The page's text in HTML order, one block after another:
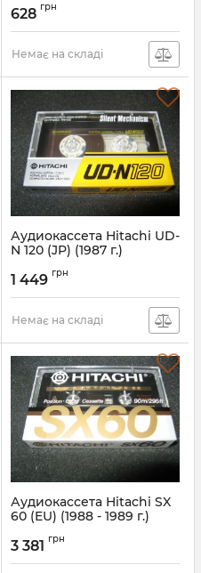
628 грн
Немає на складі
Аудиокассета Hitachi UD-
N 120 (JP) (1987 г.)
1 449 грн
Немає на складі
Аудиокассета Hitachi SX
60 (EU) (1988 - 1989 г.)
3 381 грн